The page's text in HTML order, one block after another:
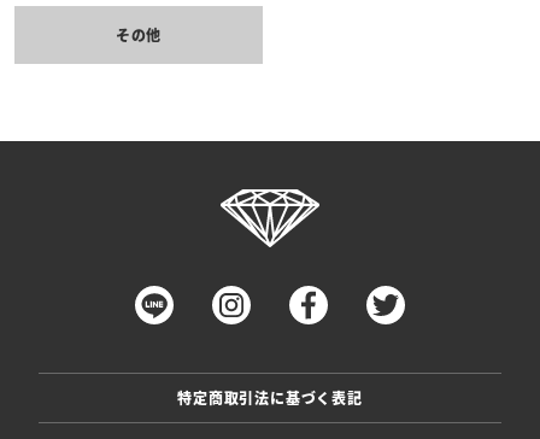
その他
特定商取引法に基づく表記